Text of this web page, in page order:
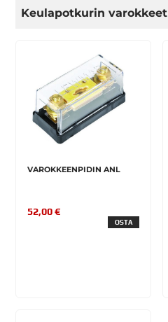
Keulapotkurin varokkeet
VAROKKEENPIDIN ANL
52,00 €
OSTA